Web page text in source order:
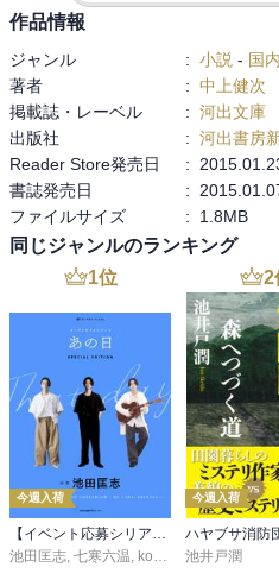
ひとつひとつの短編としてみた中で
で姉からえんえんと語られる聞き
見りんさんのデビュー作「かか」に
った。
きっと宇佐見りんさんが紹介して
もしれない。泥臭さがとても好み
でみたい。
作品情報
ジャンル : 小説 - 国
著者
: 中上健次
掲載誌・レーベル
: 河出文庫
出版社
: 河出書房
Reader Store発売日
:
書誌発売日
:
ファイルサイズ
: 1.8MB
同じジャンルのランキング
1位
今週入荷
【イベント応募シリアルコード付】池田匡志出演・オーディオフォトブック「あの日」SPECIAL EDITION（音声／動画付）
池田匡志, 七寒六温, konoko58 ,村崎キコ
2
今週入荷
池井戸潤